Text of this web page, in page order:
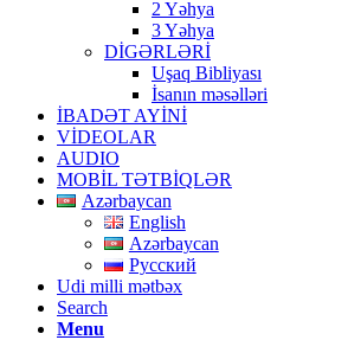
2 Yəhya
3 Yəhya
DİGƏRLƏRİ
Uşaq Bibliyası
İsanın məsəlləri
İBADƏT AYİNİ
VİDEOLAR
AUDIO
MOBİL TƏTBİQLƏR
Azərbaycan
English
Azərbaycan
Русский
Udi milli mətbəx
Search
Menu